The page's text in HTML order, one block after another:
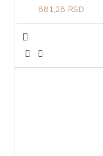
881,28 RSD